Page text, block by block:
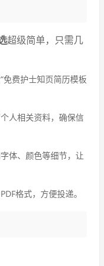
超级简单，只需几
免费护士知页简历模板
人相关资料，确保信
体、颜色等细节，让
格式，方便投递。